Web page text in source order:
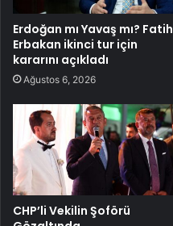
Erdoğan mı Yavaş mı? Fatih
Erbakan ikinci tur için
kararını açıkladı
Ağustos 6, 2026
CHP’li Vekilin Şoförü